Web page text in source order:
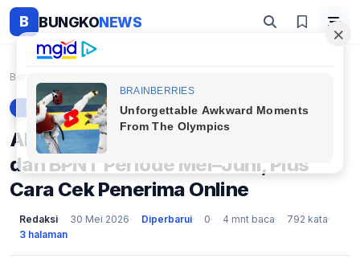
B BUNGKONEWS
Beranda
BERITA
Alokasi Bansos 2026: Rincian PKH
dan BPNT Periode Mei–Juni, Plus
Cara Cek Penerima Online
Redaksi 30 Mei 2026 Diperbarui 0 4 mnt baca
792 kata
3 halaman